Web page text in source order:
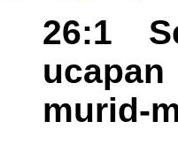
26:1
murid-